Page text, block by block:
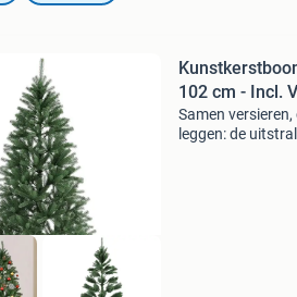
102 cm - Incl.
Samen
leggen: de